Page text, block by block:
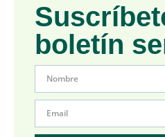
boletín